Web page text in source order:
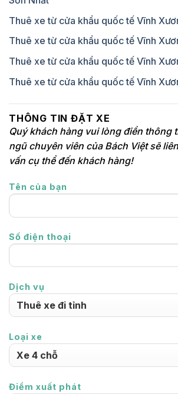
Thuê xe từ cửa khẩu quốc tế Vĩnh
Thuê xe từ cửa khẩu quốc tế Vĩnh
Thuê xe từ cửa khẩu quốc tế Vĩnh
Thuê xe từ cửa khẩu quốc tế Vĩnh
THÔNG TIN ĐẶT XE
Quý khách hàng vui lòng điền thông
ngũ chuyên viên của Bách Việt sẽ
vấn cụ thể đến khách hàng!
Tên của bạn
Số điện thoại
Dịch vụ
Loại xe
Điểm xuất phát